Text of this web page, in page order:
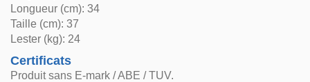
Longueur (cm): 34
Taille (cm): 37
Lester (kg): 24
Certificats
Produit sans E-mark / ABE / TUV.